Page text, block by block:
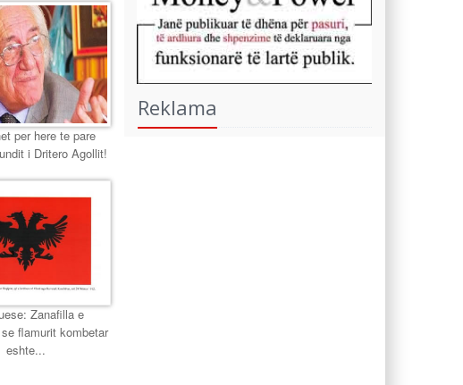
per here te pare
i Dritero Agollit!
Zanafilla e
flamurit kombetar
eshte...
Reklama